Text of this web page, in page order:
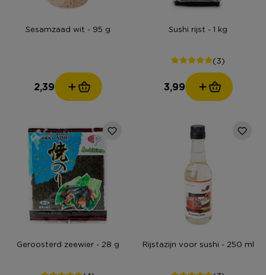
Sesamzaad wit - 95 g
2,39
Sushi rijst - 1 kg
(3)
3,99
Geroosterd zeewier - 28 g Rijstazijn voor sushi - 250 ml